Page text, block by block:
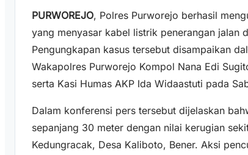
PURWOREJO, Polres Purworejo berhasil
yang menyasar kabel listrik penerangan jalan
Pengungkapan kasus tersebut disampaikan
Wakapolres Purworejo Kompol Nana Edi
serta Kasi Humas AKP Ida Widaastuti pada
Dalam konferensi pers tersebut dijelaskan
sepanjang 30 meter dengan nilai kerugian
Kedungracak, Desa Kaliboto, Bener. Aksi